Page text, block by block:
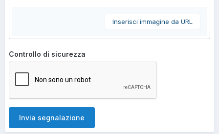
Inserisci immagine da URL
Controllo di sicurezza
Invia segnalazione